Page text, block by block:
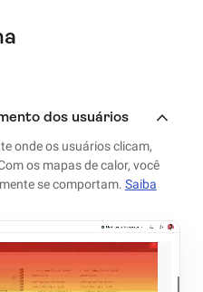
dos usuários
onde os usuários clicam,
os mapas de calor, você
se comportam. Saiba